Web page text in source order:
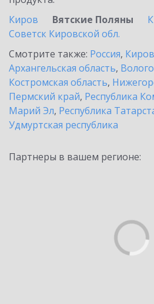
Киров
Вятские Поляны
Советск Кировской обл.
Смотрите также: Россия,
Архангельская область,
Костромская область,
Пермский край, Республика
Марий Эл, Республика
Удмуртская республика
Партнеры в вашем регионе: